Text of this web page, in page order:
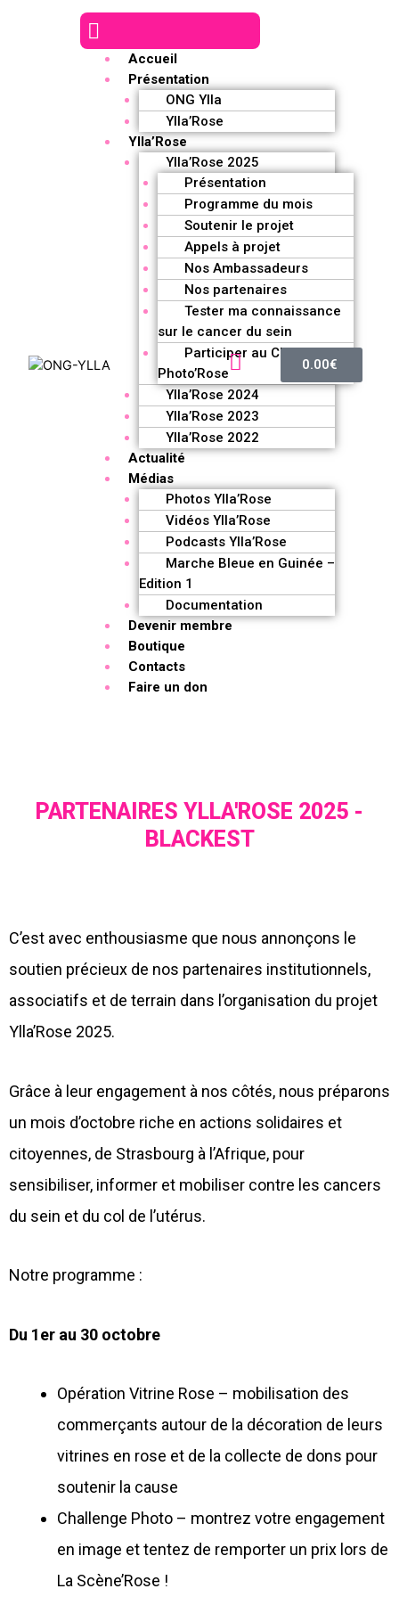
Accueil
Présentation
ONG Ylla
Ylla’Rose
Ylla’Rose
Ylla’Rose 2025
Présentation
Programme du mois
Soutenir le projet
Appels à projet
Nos Ambassadeurs
Nos partenaires
Tester ma connaissance
sur le cancer du sein
Participer au Challenge
Photo’Rose
Ylla’Rose 2024
Ylla’Rose 2023
Ylla’Rose 2022
Actualité
Médias
Photos Ylla’Rose
Vidéos Ylla’Rose
Podcasts Ylla’Rose
Marche Bleue en Guinée –
Edition 1
Documentation
Devenir membre
Boutique
Contacts
Faire un don
0.00€
PARTENAIRES YLLA'ROSE 2025 -
BLACKEST
C’est avec enthousiasme que nous annonçons le
soutien précieux de nos partenaires institutionnels,
associatifs et de terrain dans l’organisation du projet
Ylla’Rose 2025.
Grâce à leur engagement à nos côtés, nous préparons
un mois d’octobre riche en actions solidaires et
citoyennes, de Strasbourg à l’Afrique, pour
sensibiliser, informer et mobiliser contre les cancers
du sein et du col de l’utérus.
Notre programme :
Du 1er au 30 octobre
Opération Vitrine Rose – mobilisation des
commerçants autour de la décoration de leurs
vitrines en rose et de la collecte de dons pour
soutenir la cause
Challenge Photo – montrez votre engagement
en image et tentez de remporter un prix lors de
La Scène’Rose !